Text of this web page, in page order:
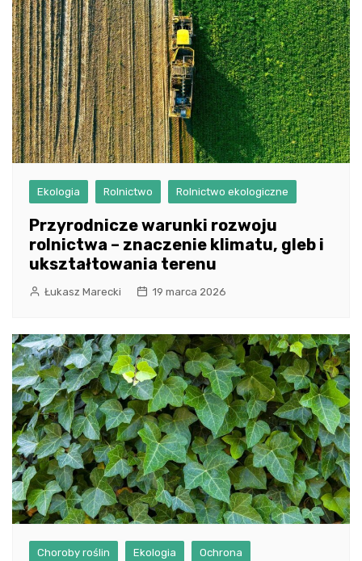
Ekologia Rolnictwo Rolnictwo ekologiczne
Przyrodnicze warunki rozwoju
rolnictwa – znaczenie klimatu, gleb i
ukształtowania terenu
Łukasz Marecki 19 marca 2026
Choroby roślin Ekologia Ochrona